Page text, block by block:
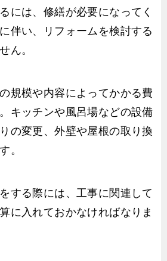
には、修繕が必要になってく
伴い、リフォームを検討する
ん。
規模や内容によってかかる費
キッチンや風呂場などの設備
の変更、外壁や屋根の取り換
。
する際には、工事に関連して
に入れておかなければなりま